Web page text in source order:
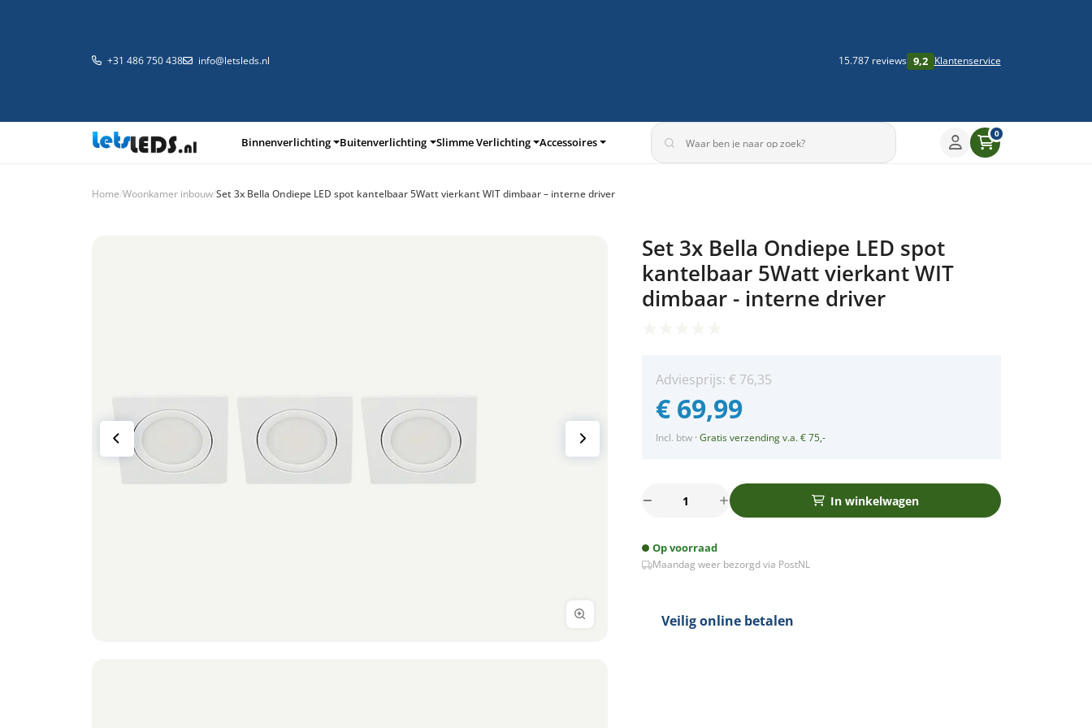
+31 486 750 438 info@letsleds.nl 15.787 reviews 9,2 Klantenservice
Binnenverlichting Buitenverlichting Slimme Verlichting Accessoires
0
Home/Woonkamer inbouw/Set 3x Bella Ondiepe LED spot kantelbaar 5Watt vierkant WIT dimbaar – interne driver
360°Set 3x Bella Ondiepe LED spot
kantelbaar 5Watt vierkant WIT
dimbaar - interne driver
Adviesprijs:€ 76,35
€ 69,99
Incl. btw ·Gratis verzending v.a. € 75,-
Ondiepe
LED
5Watt
In winkelwagen
Op voorraad
Maandag weer bezorgd via PostNL
Veilig online betalen